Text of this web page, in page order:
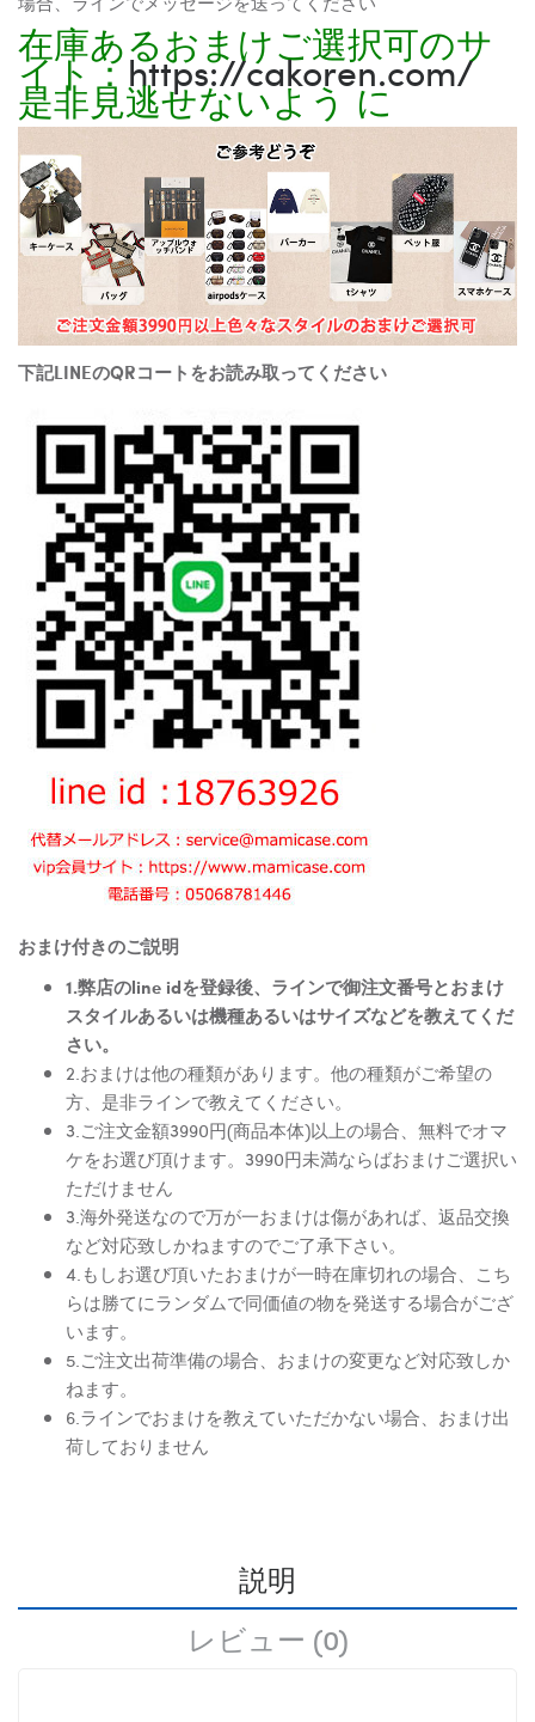
在庫あるおまけご選択可のサ
イト：https://cakoren.com/
是非見逃せないよう に
下記LINEのQRコートをお読み取ってください
おまけ付きのご説明
1.弊店のline idを登録後、ラインで御注文番号とおまけ
スタイルあるいは機種あるいはサイズなどを教えてくだ
さい。
2.おまけは他の種類があります。他の種類がご希望の
方、是非ラインで教えてください。
3.ご注文金額3990円(商品本体)以上の場合、無料でオマ
ケをお選び頂けます。3990円未満ならばおまけご選択い
ただけません
3.海外発送なので万が一おまけは傷があれば、返品交換
など対応致しかねますのでご了承下さい。
4.もしお選び頂いたおまけが一時在庫切れの場合、こち
らは勝てにランダムで同価値の物を発送する場合がござ
います。
5.ご注文出荷準備の場合、おまけの変更など対応致しか
ねます。
6.ラインでおまけを教えていただかない場合、おまけ出
荷しておりません
説明
レビュー (0)